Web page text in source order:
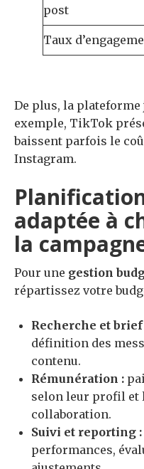
post
Taux
De plus, la plateforme
exemple, TikTok
baissent parfois le
Instagram.
adaptée à
la
Pour une gestion
répartissez votre
Recherche et brief
définition des
contenu.
Rémunération :
selon leur profil et
collaboration.
Suivi et reporting :
performances,